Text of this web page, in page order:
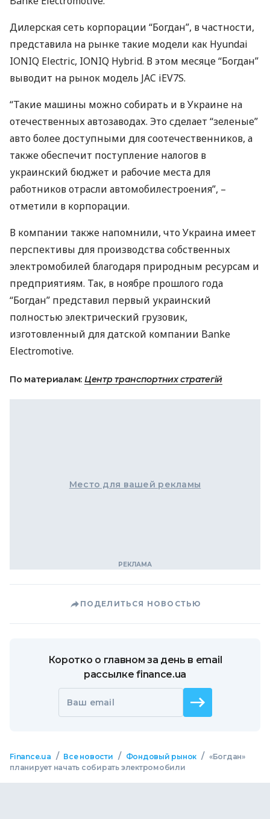
Дилерская сеть корпорации “Богдан”, в частности,
представила на рынке такие модели как Hyundai
IONIQ Electric, IONIQ Hybrid. В этом месяце “Богдан”
выводит на рынок модель JAC iEV7S.
“Такие машины можно собирать и в Украине на
отечественных автозаводах. Это сделает “зеленые”
авто более доступными для соотечественников, а
также обеспечит поступление налогов в
украинский бюджет и рабочие места для
работников отрасли автомобилестроения”, –
отметили в корпорации.
В компании также напомнили, что Украина имеет
перспективы для производства собственных
электромобилей благодаря природным ресурсам и
предприятиям. Так, в ноябре прошлого года
“Богдан” представил первый украинский
полностью электрический грузовик,
изготовленный для датской компании Banke
Electromotive.
По материалам: Центр транспортних стратегій
Место для вашей рекламы
ПОДЕЛИТЬСЯ НОВОСТЬЮ
Коротко о главном за день в email
рассылке finance.ua
Ваш email
Finance.ua / Все новости / Фондовый рынок / «Богдан»
планирует начать собирать электромобили